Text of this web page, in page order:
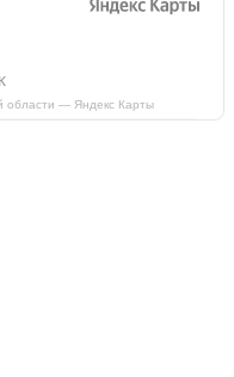
области — Яндекс Карты